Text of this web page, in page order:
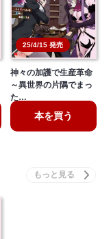
25/4/15 発売
神々の加護で生産革命
～異世界の片隅でまっ
た…
本を買う